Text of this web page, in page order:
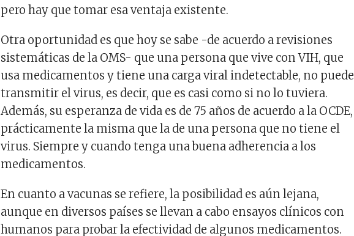
pero hay que tomar esa ventaja existente.
Otra oportunidad es que hoy se sabe -de acuerdo a revisiones
sistemáticas de la OMS- que una persona que vive con VIH, que
usa medicamentos y tiene una carga viral indetectable, no puede
transmitir el virus, es decir, que es casi como si no lo tuviera.
Además, su esperanza de vida es de 75 años de acuerdo a la OCDE,
prácticamente la misma que la de una persona que no tiene el
virus. Siempre y cuando tenga una buena adherencia a los
medicamentos.
En cuanto a vacunas se refiere, la posibilidad es aún lejana,
aunque en diversos países se llevan a cabo ensayos clínicos con
humanos para probar la efectividad de algunos medicamentos.